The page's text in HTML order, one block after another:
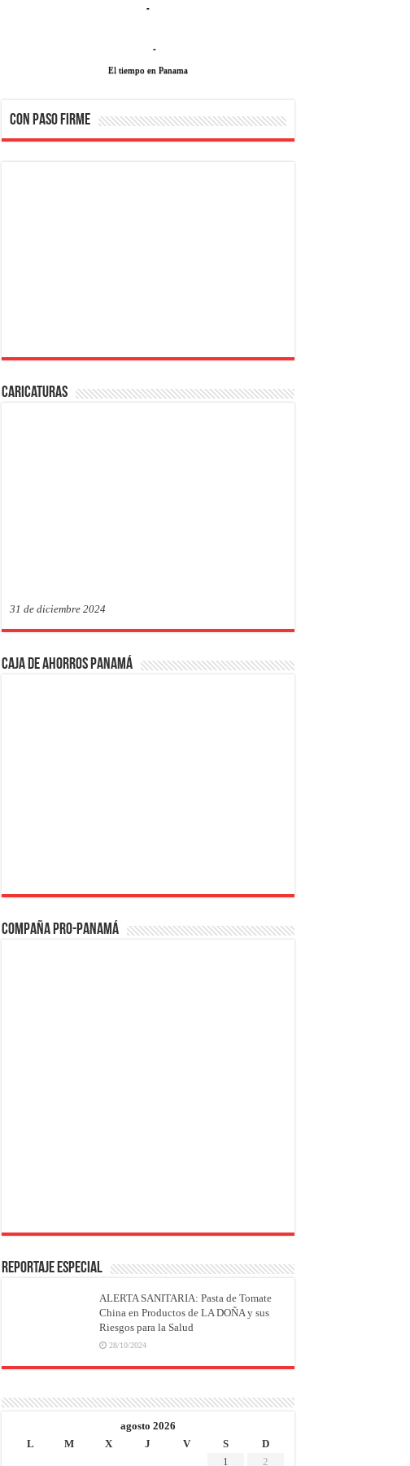
-
-
El tiempo en Panama
CON PASO FIRME
Caricaturas
31 de diciembre 2024
Caja de Ahorros Panamá
Compaña PRO-Panamá
REPORTAJE ESPECIAL
ALERTA SANITARIA: Pasta de Tomate
China en Productos de LA DOÑA y sus
Riesgos para la Salud
28/10/2024
agosto 2026
L
M X J V S
D
1
2